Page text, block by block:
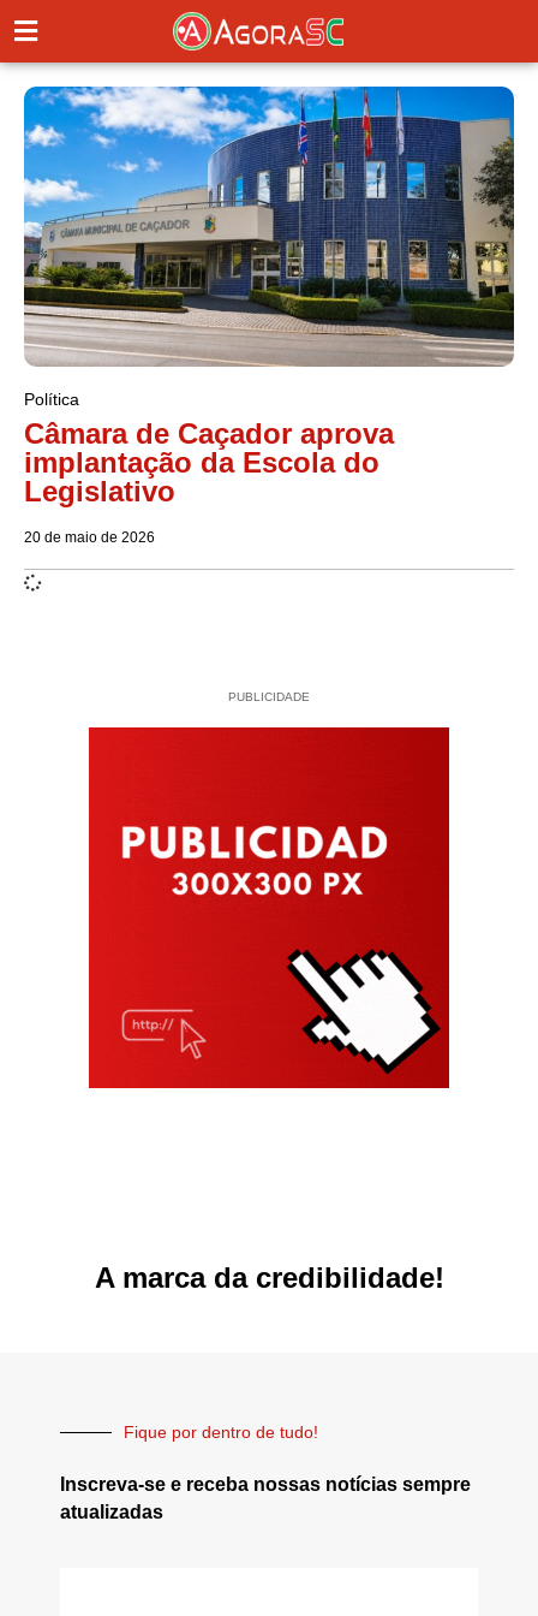
Política
Câmara de Caçador aprova
implantação da Escola do
Legislativo
20 de maio de 2026
PUBLICIDADE
A marca da credibilidade!
Fique por dentro de tudo!
Inscreva-se e receba nossas notícias sempre
atualizadas